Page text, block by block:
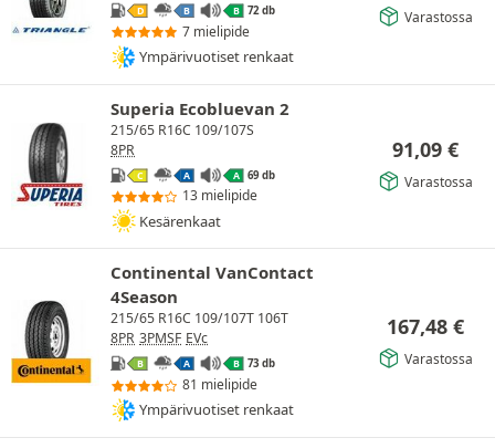
D B B 72 db
7 mielipide
Ympärivuotiset renkaat
Varastossa
Superia Ecobluevan 2
215/65 R16C 109/107S
8PR
C A A 69 db
13 mielipide
Kesärenkaat
91,09 €
Varastossa
Continental VanContact
4Season
215/65 R16C 109/107T 106T
8PR 3PMSF EVc
B A B 73 db
81 mielipide
Ympärivuotiset renkaat
167,48 €
Varastossa